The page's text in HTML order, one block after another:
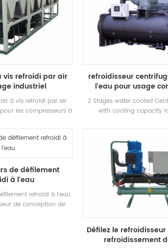
vis refroidi par air
industriel
à vis refroidi par air
les compresseurs à
les clients à usage
avec une utilisation
facile.
refroidisseur
l'eau pour usage
d'hôtel
2 Stages water cooled
with cooling capacity
reliable, so high-
proof that once it’s
never have to think about
maintance cost.
de défilement
à l'eau
refroidi à l'eau
de conception de
Défilez le
refroidissement